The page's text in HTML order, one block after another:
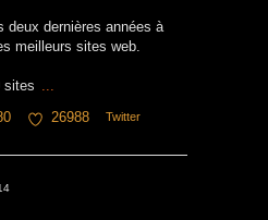
deux dernières années à
meilleurs sites web.
sites
26988 Twitter